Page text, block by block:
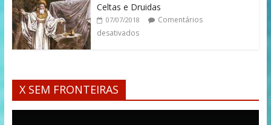
Celtas e Druidas
07/07/2018
Comentários
desativados
X SEM FRONTEIRAS